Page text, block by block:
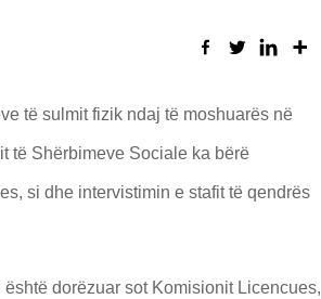
të sulmit fizik ndaj të moshuarës në
të Shërbimeve Sociale ka bërë
si dhe intervistimin e stafit të qendrës
dorëzuar sot Komisionit Licencues,